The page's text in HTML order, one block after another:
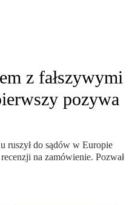
z fałszywymi
pozywa
ruszył do sądów w Europie
na zamówienie. Pozwał